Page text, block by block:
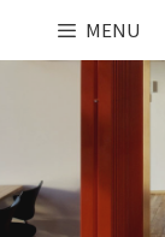
MENU